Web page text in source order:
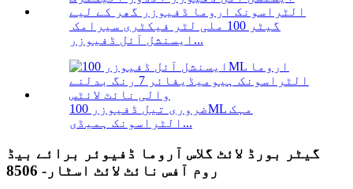
گیٹر 100 ملی لٹر فیکٹری سیرامک ​​
ایسنشل آئل ڈفیوزر...
ضروری تیل ڈفیوزر 100ML مہک
الٹراسونک ہمیڈی...
گیٹر بورڈ لائٹ گلاس آروما ڈفیوئر برائے بیڈ
روم آفس نائٹ لائٹ اسٹار- 8506